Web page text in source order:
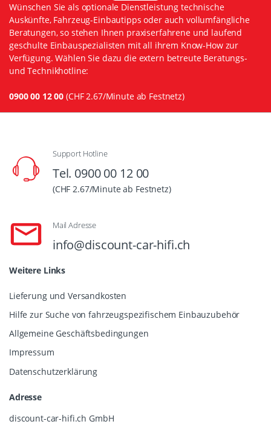
Wünschen Sie als optionale Dienstleistung technische
Auskünfte, Fahrzeug-Einbautipps oder auch vollumfängliche
Beratungen, so stehen Ihnen praxiserfahrene und laufend
geschulte Einbauspezialisten mit all ihrem Know-How zur
Verfügung. Wählen Sie dazu die extern betreute Beratungs-
und Technikhotline:
0900 00 12 00 (CHF 2.67/Minute ab Festnetz)
Support Hotline
Tel. 0900 00 12 00
(CHF 2.67/Minute ab Festnetz)
Mail Adresse
info@discount-car-hifi.ch
Weitere Links
Lieferung und Versandkosten
Hilfe zur Suche von fahrzeugspezifischem Einbauzubehör
Allgemeine Geschäftsbedingungen
Impressum
Datenschutzerklärung
Adresse
discount-car-hifi.ch GmbH